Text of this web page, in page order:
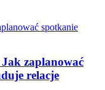
zaplanować
relacje